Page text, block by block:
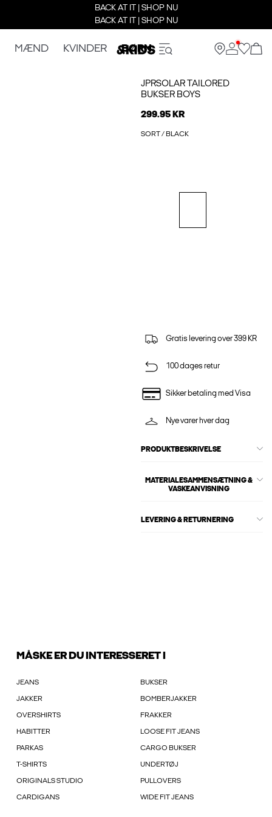
BACK AT IT | SHOP NU
BACK AT IT | SHOP NU
MÆND KVINDER BØRN
JPRSOLAR TAILORED
BUKSER BOYS
299.95 KR
SORT / BLACK
Gratis levering over 399 KR
100 dages retur
Sikker betaling med Visa
Nye varer hver dag
PRODUKTBESKRIVELSE
MATERIALESAMMENSÆTNING &
VASKEANVISNING
LEVERING & RETURNERING
MÅSKE ER DU INTERESSERET I
JEANS BUKSER
JAKKER BOMBERJAKKER
OVERSHIRTS FRAKKER
HABITTER LOOSE FIT JEANS
PARKAS CARGO BUKSER
T-SHIRTS UNDERTØJ
ORIGINALS STUDIO PULLOVERS
CARDIGANS WIDE FIT JEANS